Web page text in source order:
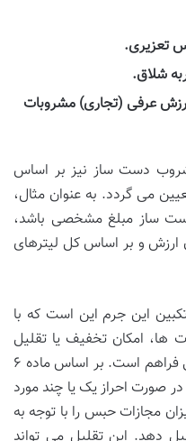
تعزیری.
عرفی (تجاری) مشروبات
دست ساز نیز بر اساس
می گردد. به عنوان مثال،
ساز مبلغ مشخصی باشد،
ارزش و بر اساس کل لیترهای
این جرم این است که با
ها، امکان تخفیف یا تقلیل
مجازات در صورت وجود جهات قانونی فراهم است. بر اساس ماده ۶
صورت احراز یک یا چند مورد
مجازات حبس را با توجه به